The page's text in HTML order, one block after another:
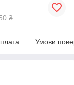
₴
Умови